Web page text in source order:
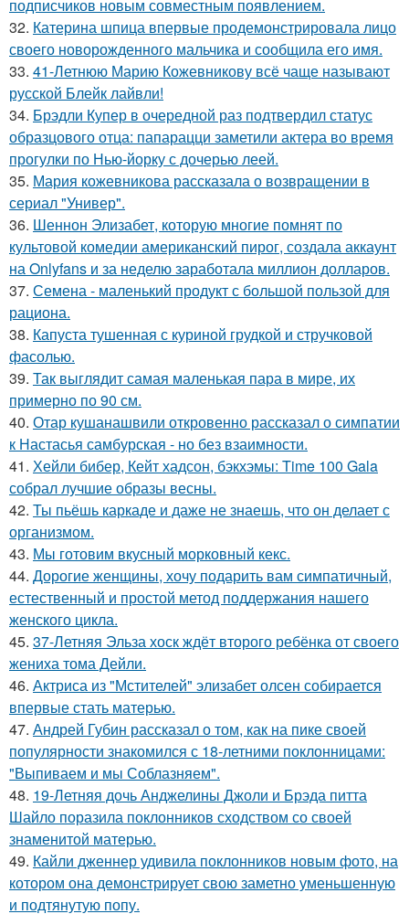
подписчиков новым совместным появлением.
32. Катерина шпица впервые продемонстрировала лицо
своего новорожденного мальчика и сообщила его имя.
33. 41-Летнюю Марию Кожевникову всё чаще называют
русской Блейк лайвли!
34. Брэдли Купер в очередной раз подтвердил статус
образцового отца: папарацци заметили актера во время
прогулки по Нью-йорку с дочерью леей.
35. Мария кожевникова рассказала о возвращении в
сериал "Универ".
36. Шеннон Элизабет, которую многие помнят по
культовой комедии американский пирог, создала аккаунт
на Onlyfans и за неделю заработала миллион долларов.
37. Семена - маленький продукт с большой пользой для
рациона.
38. Капуста тушенная с куриной грудкой и стручковой
фасолью.
39. Так выглядит самая маленькая пара в мире, их
примерно по 90 см.
40. Отар кушанашвили откровенно рассказал о симпатии
к Настасья самбурская - но без взаимности.
41. Хейли бибер, Кейт хадсон, бэкхэмы: Time 100 Gala
собрал лучшие образы весны.
42. Ты пьёшь каркаде и даже не знаешь, что он делает с
организмом.
43. Мы готовим вкусный морковный кекс.
44. Дорогие женщины, хочу подарить вам симпатичный,
естественный и простой метод поддержания нашего
женского цикла.
45. 37-Летняя Эльза хоск ждёт второго ребёнка от своего
жениха тома Дейли.
46. Актриса из "Мстителей" элизабет олсен собирается
впервые стать матерью.
47. Андрей Губин рассказал о том, как на пике своей
популярности знакомился с 18-летними поклонницами:
"Выпиваем и мы Соблазняем".
48. 19-Летняя дочь Анджелины Джоли и Брэда питта
Шайло поразила поклонников сходством со своей
знаменитой матерью.
49. Кайли дженнер удивила поклонников новым фото, на
котором она демонстрирует свою заметно уменьшенную
и подтянутую попу.